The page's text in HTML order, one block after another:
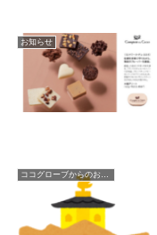
お知らせ
ココグローブからのお知らせ